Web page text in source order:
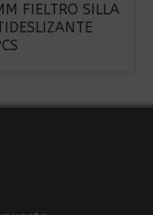
FIELTRO SILLA